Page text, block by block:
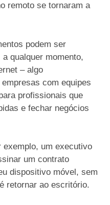
remoto se tornaram a
podem ser
a qualquer momento,
– algo
com equipes
profissionais que
e fechar negócios
exemplo, um executivo
um contrato
dispositivo móvel, sem
retornar ao escritório.